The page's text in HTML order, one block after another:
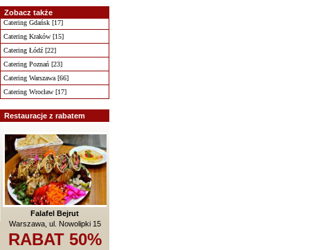
Zobacz także
Catering Gdańsk [17]
Catering Kraków [15]
Catering Łódź [22]
Catering Poznań [23]
Catering Warszawa [66]
Catering Wrocław [17]
Restauracje z rabatem
Falafel Bejrut
Warszawa, ul. Nowolipki 15
RABAT 50%